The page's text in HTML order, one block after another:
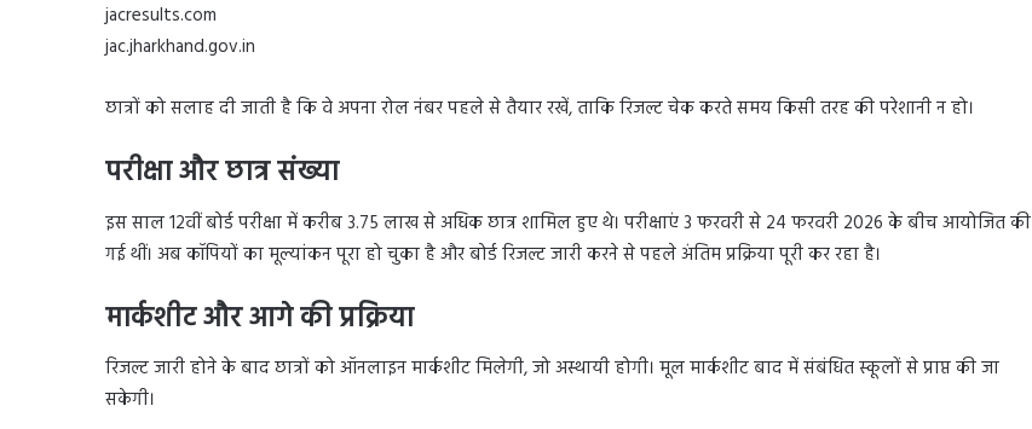
jacresults.com
jac.jharkhand.gov.in
छात्रों को सलाह दी जाती है कि वे अपना रोल नंबर पहले से तैयार रखें, ताकि रिजल्ट चेक करते समय किसी तरह की परेशानी न हो।
परीक्षा और छात्र संख्या
इस साल 12वीं बोर्ड परीक्षा में करीब 3.75 लाख से अधिक छात्र शामिल हुए थे। परीक्षाएं 3 फरवरी से 24 फरवरी 2026 के बीच आयोजित की
गई थीं। अब कॉपियों का मूल्यांकन पूरा हो चुका है और बोर्ड रिजल्ट जारी करने से पहले अंतिम प्रक्रिया पूरी कर रहा है।
मार्कशीट और आगे की प्रक्रिया
रिजल्ट जारी होने के बाद छात्रों को ऑनलाइन मार्कशीट मिलेगी, जो अस्थायी होगी। मूल मार्कशीट बाद में संबंधित स्कूलों से प्राप्त की जा
सकेगी।